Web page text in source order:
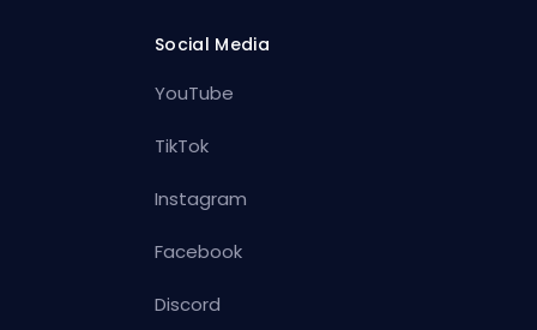
Social Media
YouTube
TikTok
Instagram
Facebook
Discord